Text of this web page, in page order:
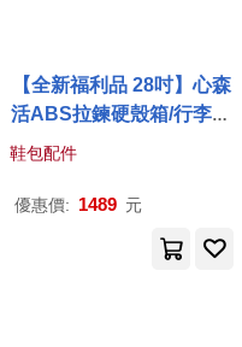
【全新福利品 28吋】心森
活ABS拉鍊硬殼箱/行李箱
(3色任選) 28吋
鞋包配件
優惠價: 1489 元